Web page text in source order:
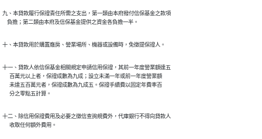
九、本貸款履行保證責任所需之支出，第一類由本府撥付信保基金之款項
    負擔；第二類由本府及信保基金提供之資金各負擔一半。
十、本貸款用於購置廠房、營業場所、機器或設備時，免徵提保證人。
十一、貸款人依信保基金相關規定申請信用保證，其前一年度營業額達五
      百萬元以上者，保證成數為九成；設立未滿一年或前一年度營業額
      未達五百萬元者，保證成數為九成五。保證手續費以固定年費率百
      分之零點五計算。
十二、除信用保證費用及必要之徵信查詢規費外，代庫銀行不得向貸款人
      收取任何額外費用。